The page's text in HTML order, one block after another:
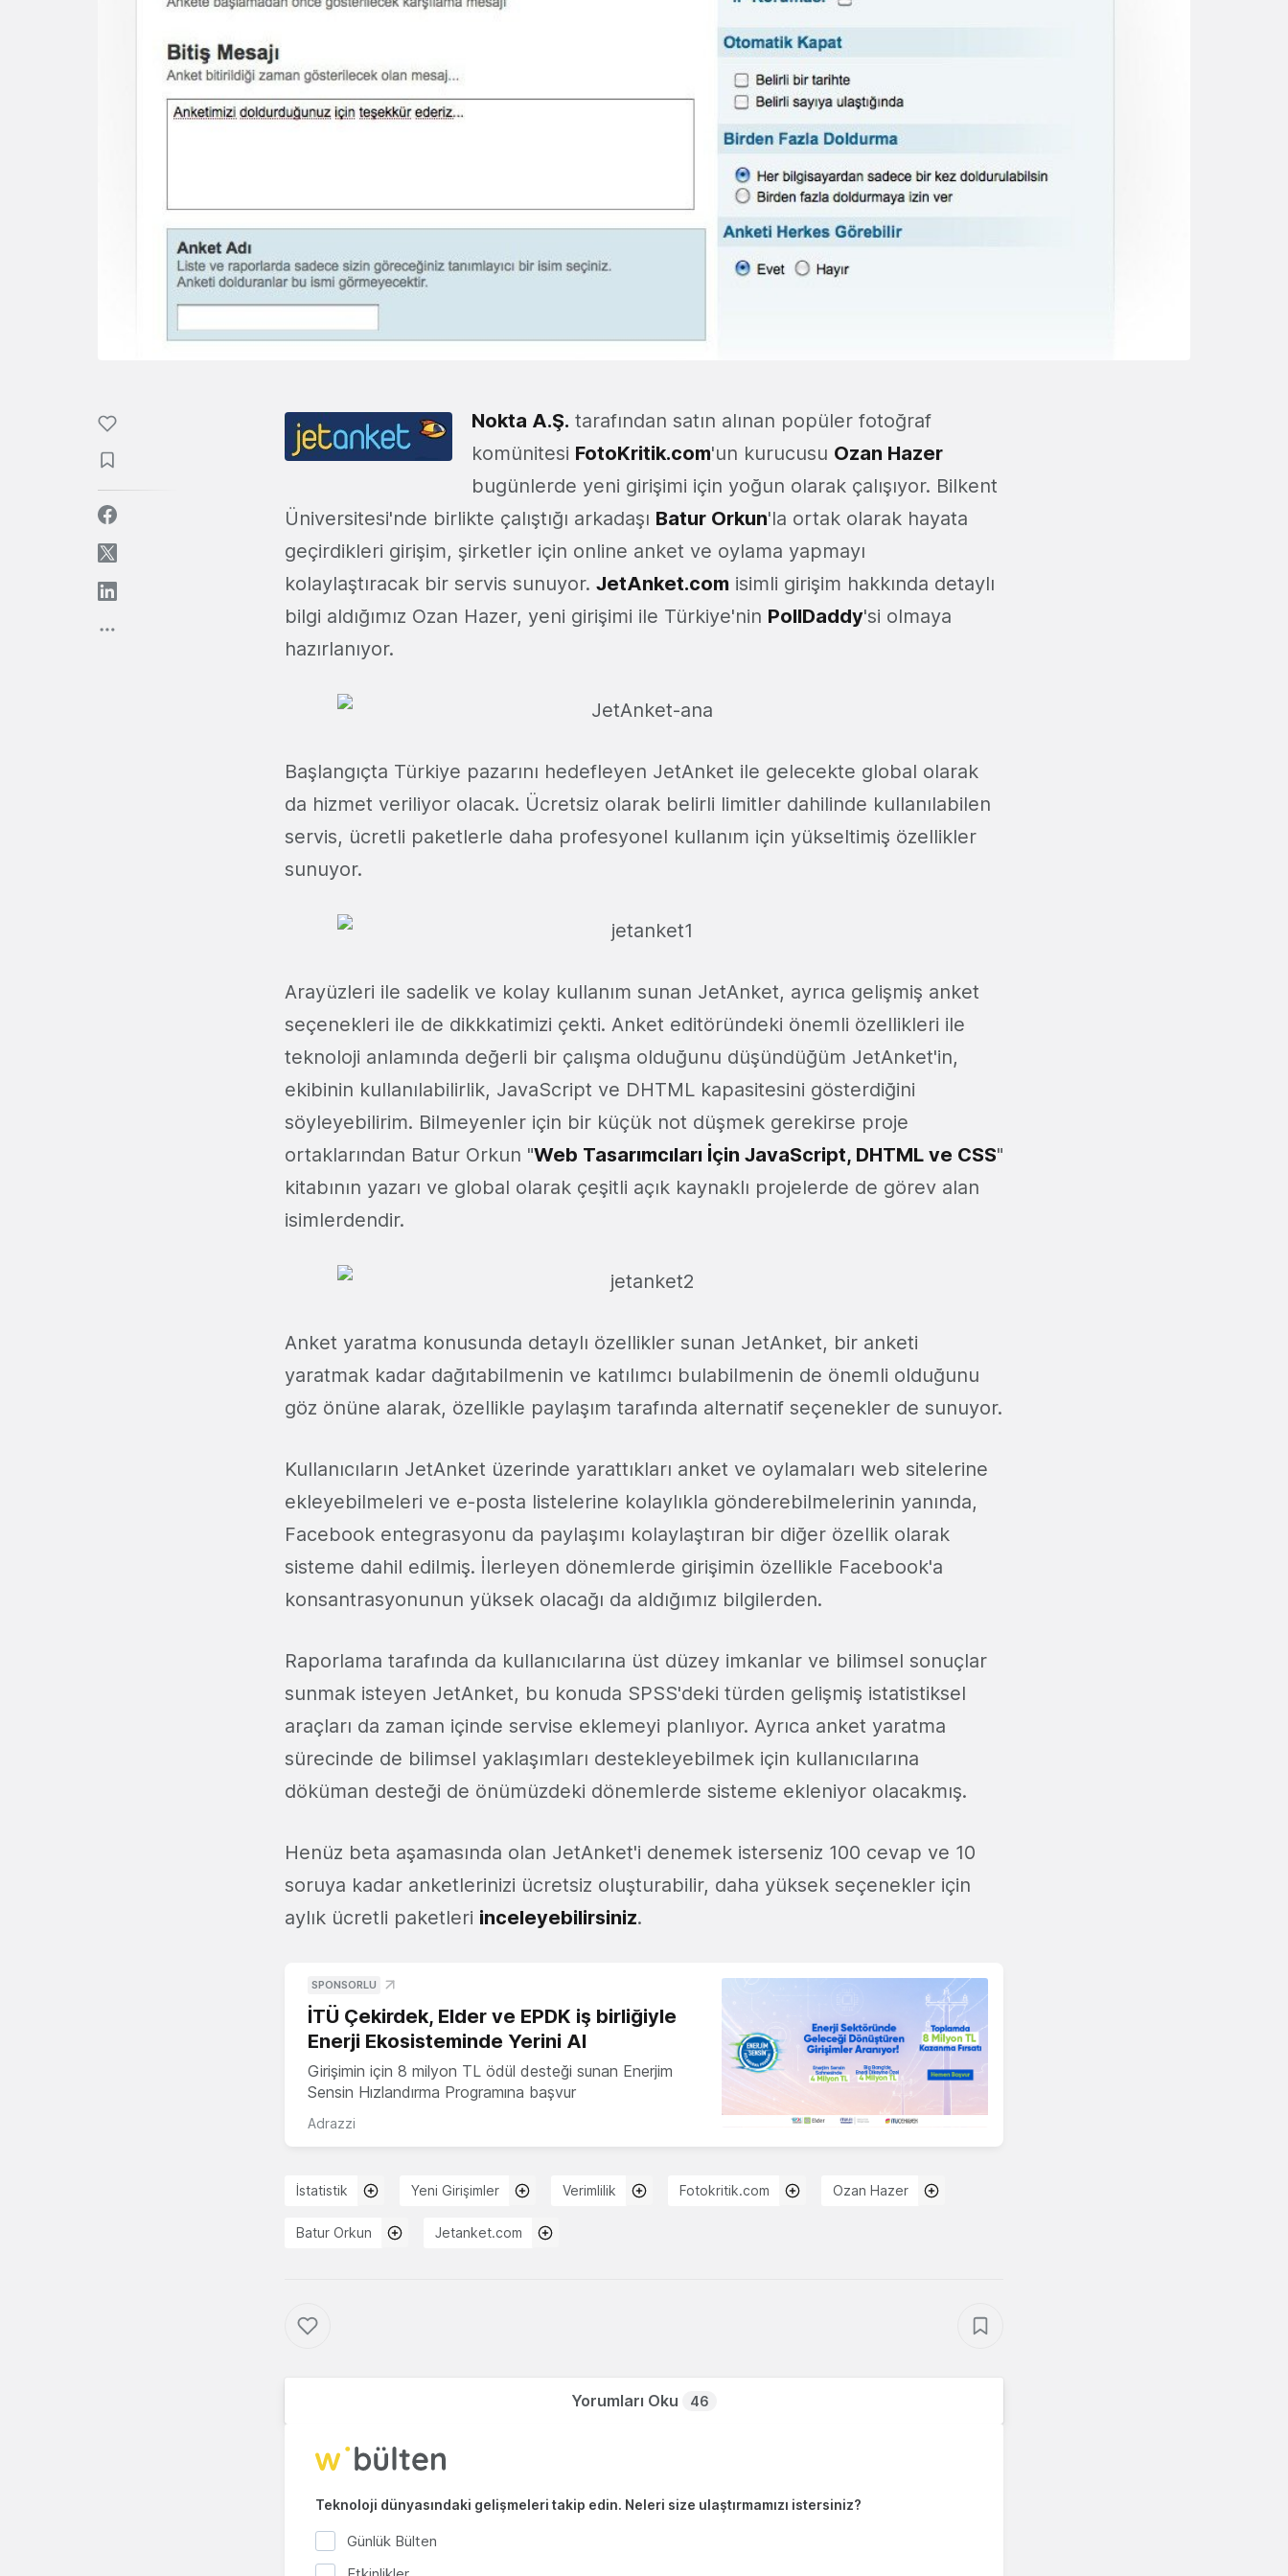
Nokta A.Ş. tarafından satın alınan popüler fotoğraf
komünitesi FotoKritik.com'un kurucusu Ozan Hazer
bugünlerde yeni girişimi için yoğun olarak çalışıyor. Bilkent
Üniversitesi'nde birlikte çalıştığı arkadaşı Batur Orkun'la ortak olarak hayata
geçirdikleri girişim, şirketler için online anket ve oylama yapmayı
kolaylaştıracak bir servis sunuyor. JetAnket.com isimli girişim hakkında detaylı
bilgi aldığımız Ozan Hazer, yeni girişimi ile Türkiye'nin PollDaddy'si olmaya
hazırlanıyor.
Başlangıçta Türkiye pazarını hedefleyen JetAnket ile gelecekte global olarak
da hizmet veriliyor olacak. Ücretsiz olarak belirli limitler dahilinde kullanılabilen
servis, ücretli paketlerle daha profesyonel kullanım için yükseltimiş özellikler
sunuyor.
Arayüzleri ile sadelik ve kolay kullanım sunan JetAnket, ayrıca gelişmiş anket
seçenekleri ile de dikkkatimizi çekti. Anket editöründeki önemli özellikleri ile
teknoloji anlamında değerli bir çalışma olduğunu düşündüğüm JetAnket'in,
ekibinin kullanılabilirlik, JavaScript ve DHTML kapasitesini gösterdiğini
söyleyebilirim. Bilmeyenler için bir küçük not düşmek gerekirse proje
ortaklarından Batur Orkun "Web Tasarımcıları İçin JavaScript, DHTML ve CSS"
kitabının yazarı ve global olarak çeşitli açık kaynaklı projelerde de görev alan
isimlerdendir.
Anket yaratma konusunda detaylı özellikler sunan JetAnket, bir anketi
yaratmak kadar dağıtabilmenin ve katılımcı bulabilmenin de önemli olduğunu
göz önüne alarak, özellikle paylaşım tarafında alternatif seçenekler de sunuyor.
Kullanıcıların JetAnket üzerinde yarattıkları anket ve oylamaları web sitelerine
ekleyebilmeleri ve e-posta listelerine kolaylıkla gönderebilmelerinin yanında,
Facebook entegrasyonu da paylaşımı kolaylaştıran bir diğer özellik olarak
sisteme dahil edilmiş. İlerleyen dönemlerde girişimin özellikle Facebook'a
konsantrasyonunun yüksek olacağı da aldığımız bilgilerden.
Raporlama tarafında da kullanıcılarına üst düzey imkanlar ve bilimsel sonuçlar
sunmak isteyen JetAnket, bu konuda SPSS'deki türden gelişmiş istatistiksel
araçları da zaman içinde servise eklemeyi planlıyor. Ayrıca anket yaratma
sürecinde de bilimsel yaklaşımları destekleyebilmek için kullanıcılarına
döküman desteği de önümüzdeki dönemlerde sisteme ekleniyor olacakmış.
Henüz beta aşamasında olan JetAnket'i denemek isterseniz 100 cevap ve 10
soruya kadar anketlerinizi ücretsiz oluşturabilir, daha yüksek seçenekler için
aylık ücretli paketleri inceleyebilirsiniz.
SPONSORLU
İTÜ Çekirdek, Elder ve EPDK iş birliğiyle
Enerji Ekosisteminde Yerini Al
Girişimin için 8 milyon TL ödül desteği sunan Enerjim
Sensin Hızlandırma Programına başvur
Adrazzi
İstatistik Yeni Girişimler Verimlilik Fotokritik.com Ozan Hazer
Batur Orkun Jetanket.com
Yorumları Oku 46
Teknoloji dünyasındaki gelişmeleri takip edin. Neleri size ulaştırmamızı istersiniz?
Günlük Bülten